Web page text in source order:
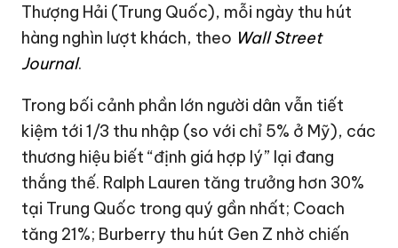
Thượng Hải (Trung Quốc), mỗi ngày thu hút
hàng nghìn lượt khách, theo Wall Street
Journal.
Trong bối cảnh phần lớn người dân vẫn tiết
kiệm tới 1/3 thu nhập (so với chỉ 5% ở Mỹ), các
thương hiệu biết “định giá hợp lý” lại đang
thắng thế. Ralph Lauren tăng trưởng hơn 30%
tại Trung Quốc trong quý gần nhất; Coach
tăng 21%; Burberry thu hút Gen Z nhờ chiến